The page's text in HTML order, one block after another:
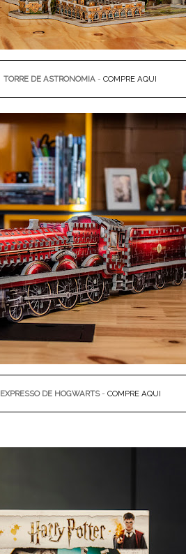
TORRE DE ASTRONOMIA - COMPRE AQUI
EXPRESSO DE HOGWARTS- COMPRE AQUI